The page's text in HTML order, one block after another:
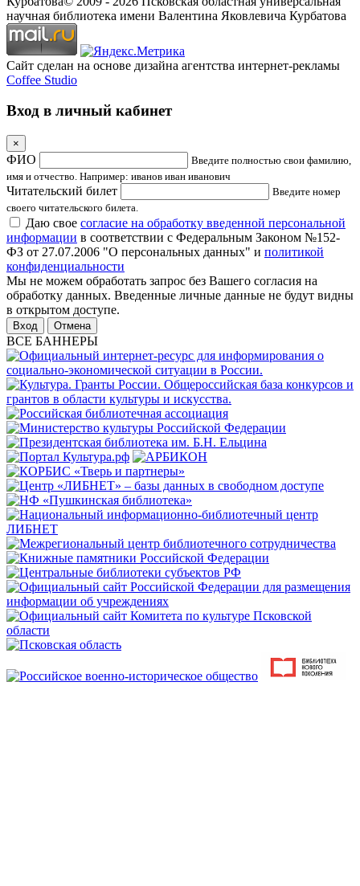
научная библиотека имени Валентина Яковлевича Курбатова
Сайт сделан на основе дизайна агентства интернет-рекламы
Coffee Studio
Вход в личный кабинет
×
ФИО
Введите полностью свои фамилию,
имя и отчество. Например: иванов иван иванович
Читательский билет
Введите номер
своего читательского билета.
Даю свое согласие на обработку введенной персональной
информации в соответствии с Федеральным Законом №152-
ФЗ от 27.07.2006 "О персональных данных" и политикой
конфиденциальности
Мы не можем обработать запрос без Вашего согласия на
обработку данных. Введенные личные данные не будут видны
в открытом доступе.
Отмена
ВСЕ БАННЕРЫ